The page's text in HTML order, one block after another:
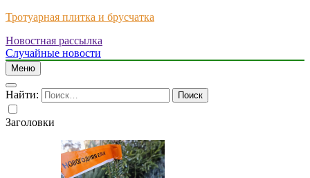
Тротуарная плитка и брусчатка
Just another WordPress site
Новостная рассылка
Случайные новости
Меню
Найти:
Заголовки